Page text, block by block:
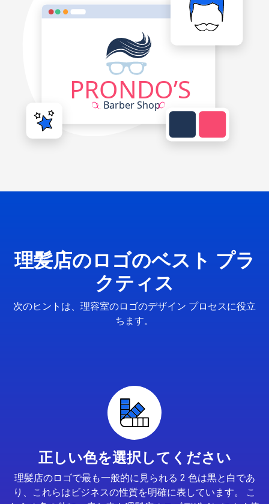
理髪店のロゴのベスト プラ
クティス
次のヒントは、理容室のロゴのデザイン プロセスに役立
ちます。
正しい色を選択してください
理髪店のロゴで最も一般的に見られる 2 色は黒と白であ
り、これらはビジネスの性質を明確に表しています。 こ